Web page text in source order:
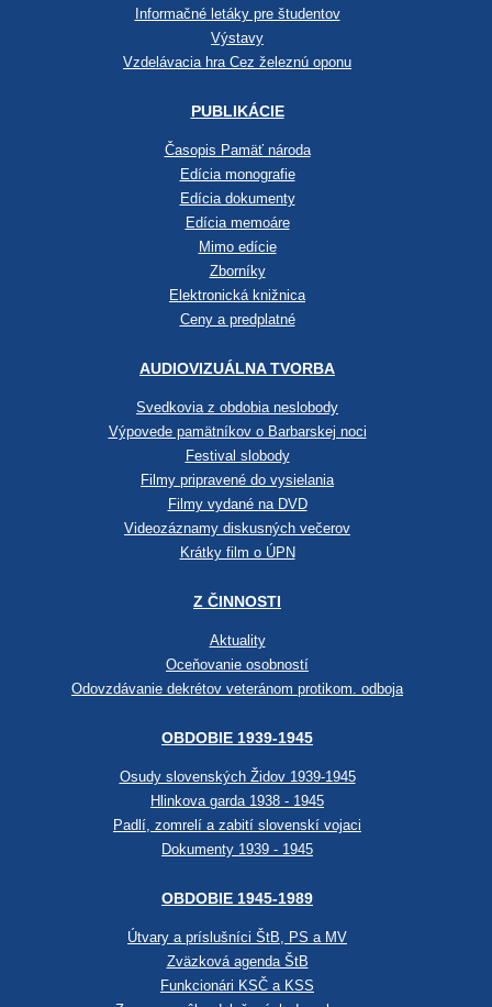
Informačné letáky pre študentov
Výstavy
Vzdelávacia hra Cez železnú oponu
PUBLIKÁCIE
Časopis Pamäť národa
Edícia monografie
Edícia dokumenty
Edícia memoáre
Mimo edície
Zborníky
Elektronická knižnica
Ceny a predplatné
AUDIOVIZUÁLNA TVORBA
Svedkovia z obdobia neslobody
Výpovede pamätníkov o Barbarskej noci
Festival slobody
Filmy pripravené do vysielania
Filmy vydané na DVD
Videozáznamy diskusných večerov
Krátky film o ÚPN
Z ČINNOSTI
Aktuality
Oceňovanie osobností
Odovzdávanie dekrétov veteránom protikom. odboja
OBDOBIE 1939-1945
Osudy slovenských Židov 1939-1945
Hlinkova garda 1938 - 1945
Padlí, zomrelí a zabití slovenskí vojaci
Dokumenty 1939 - 1945
OBDOBIE 1945-1989
Útvary a príslušníci ŠtB, PS a MV
Zväzková agenda ŠtB
Funkcionári KSČ a KSS